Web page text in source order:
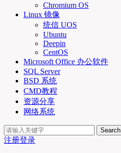
Chromium OS
Linux 镜像
统信 UOS
Ubuntu
Deepin
CentOS
Microsoft Office 办公软件
SQL Server
BSD 系统
CMD教程
资源分享
网络系统
Search
注册登录